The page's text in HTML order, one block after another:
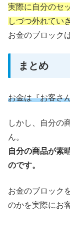
実際に自分のセ
しづつ外れてい
お金のブロック
まとめ
お金は『お客さ
しかし、自分の
ん。
自分の商品が素
のです。
お金のブロック
のかを実際にお